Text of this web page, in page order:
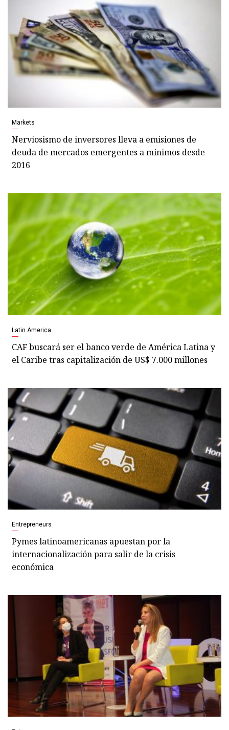
Markets
Nerviosismo de inversores lleva a emisiones de
deuda de mercados emergentes a mínimos desde
2016
Latin America
CAF buscará ser el banco verde de América Latina y
el Caribe tras capitalización de US$ 7.000 millones
Entrepreneurs
Pymes latinoamericanas apuestan por la
internacionalización para salir de la crisis
económica